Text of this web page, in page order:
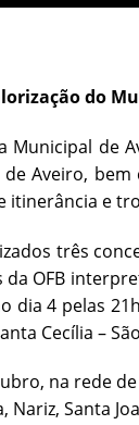
do
Municipal de
Aveiro,
e
três
OFB
4 pelas
Cecília –
na rede
Santa